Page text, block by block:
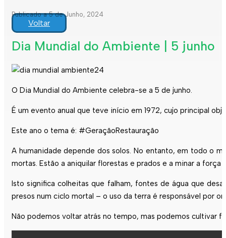
Publicado a 5 de Junho, 2024
Voltar
Dia Mundial do Ambiente | 5 junho
O Dia Mundial do Ambiente celebra-se a 5 de junho.
É um evento anual que teve início em 1972, cujo principal
Este ano o tema é: #GeraçãoRestauração
A humanidade depende dos solos. No entanto, em todo o
mortas. Estão a aniquilar florestas e prados e a minar a
Isto significa colheitas que falham, fontes de água que
presos num ciclo mortal – o uso da terra é responsável por
Não podemos voltar atrás no tempo, mas podemos cultivar